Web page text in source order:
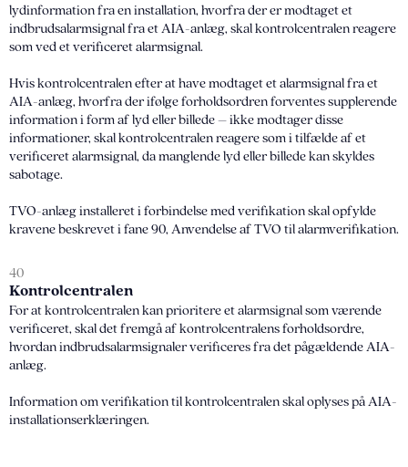
lydinformation fra en installation, hvorfra der er modtaget et
indbrudsalarmsignal fra et AIA-anlæg, skal kontrolcentralen reagere
som ved et verificeret alarmsignal.
Hvis kontrolcentralen efter at have modtaget et alarmsignal fra et
AIA-anlæg, hvorfra der ifølge forholdsordren forventes supplerende
information i form af lyd eller billede – ikke modtager disse
informationer, skal kontrolcentralen reagere som i tilfælde af et
verificeret alarmsignal, da manglende lyd eller billede kan skyldes
sabotage.
TVO-anlæg installeret i forbindelse med verifikation skal opfylde
kravene beskrevet i fane 90, Anvendelse af TVO til alarmverifikation.
40
Kontrolcentralen
For at kontrolcentralen kan prioritere et alarmsignal som værende
verificeret, skal det fremgå af kontrolcentralens forholdsordre,
hvordan indbrudsalarmsignaler verificeres fra det pågældende AIA-
anlæg.
Information om verifikation til kontrolcentralen skal oplyses på AIA-
installationserklæringen.